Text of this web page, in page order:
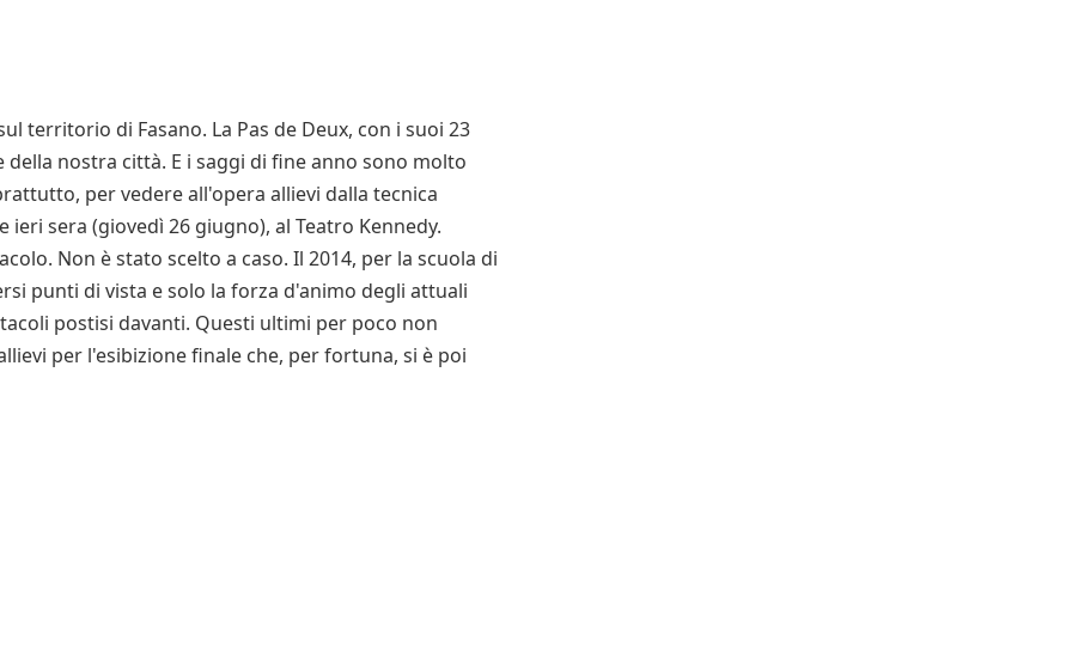
territorio di Fasano. La Pas de Deux, con i suoi 23
nostra città. E i saggi di fine anno sono molto
per vedere all'opera allievi dalla tecnica
sera (giovedì 26 giugno), al Teatro Kennedy.
Non è stato scelto a caso. Il 2014, per la scuola di
punti di vista e solo la forza d'animo degli attuali
postisi davanti. Questi ultimi per poco non
per l'esibizione finale che, per fortuna, si è poi